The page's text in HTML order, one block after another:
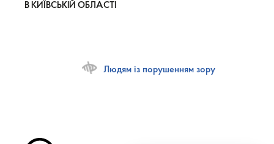
В КИЇВСЬКІЙ ОБЛАСТІ
Людям із порушенням зору